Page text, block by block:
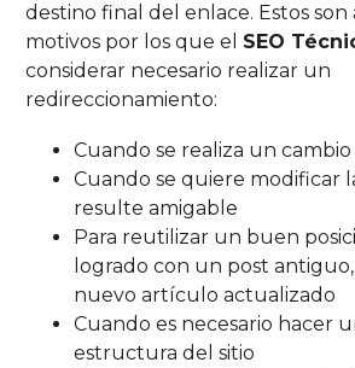
destino final del enlace. Estos
motivos por los que el SEO
considerar necesario realizar un
redireccionamiento:
Cuando se realiza un
Cuando se quiere modificar
resulte amigable
Para reutilizar un buen
logrado con un post
nuevo artículo actualizado
Cuando es necesario hacer
estructura del sitio